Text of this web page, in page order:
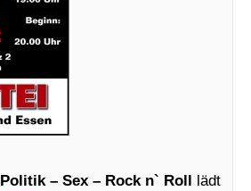
Politik – Sex – Rock n` Roll lädt